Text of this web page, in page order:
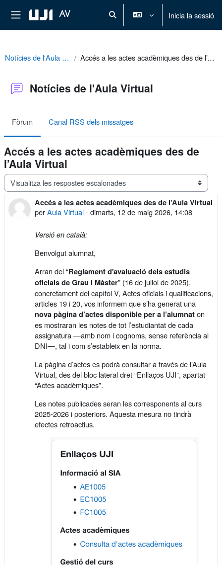
Panell lateral
AV Commuta l'entrada de la cerca
Inicia la sessió
Notícies de l'Aula Virtual Accés a les actes acadèmiques des de l’Aula Virtual
Notícies de l'Aula Virtual
Fòrum Canal RSS dels missatges
Accés a les actes acadèmiques des de
l’Aula Virtual
Mode de visualització
Accés a les actes acadèmiques des de l’Aula Virtual
perAula Virtual-dimarts, 12 de maig 2026, 14:08
Nombre de respostes: 0
Versió en català:
Benvolgut alumnat,
Arran del “Reglament d'avaluació dels estudis
oficials de Grau i Màster” (16 de juliol de 2025),
concretament del capítol V, Actes oficials i qualificacions,
articles 19 i 20, vos informem que s’ha generat una
nova pàgina d’actes disponible per a l’alumnaton
es mostraran les notes de tot l’estudiantat de cada
assignatura —amb nom i cognoms, sense referència al
DNI—, tal i com s’estableix en la norma.
La pàgina d’actes es podrà consultar a través de l’Aula
Virtual, des del bloc lateral dret “Enllaços UJI”, apartat
“Actes acadèmiques”.
Les notes publicades seran les corresponents al curs
2025-2026 i posteriors. Aquesta mesura no tindrà
efectes retroactius.